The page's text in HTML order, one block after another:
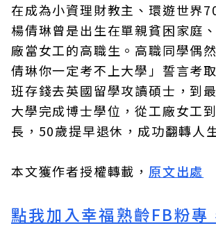
在成為小資理財教主、環遊世界
楊倩琳曾是出生在單親貧困家庭
廠當女工的高職生。高職同學偶
倩琳你一定考不上大學」誓言考
班存錢去英國留學攻讀碩士，到
大學完成博士學位，從工廠女工
長，50歲提早退休，成功翻轉人
本文獲作者授權轉載， 原文出處
點我加入幸福熟齡FB粉專